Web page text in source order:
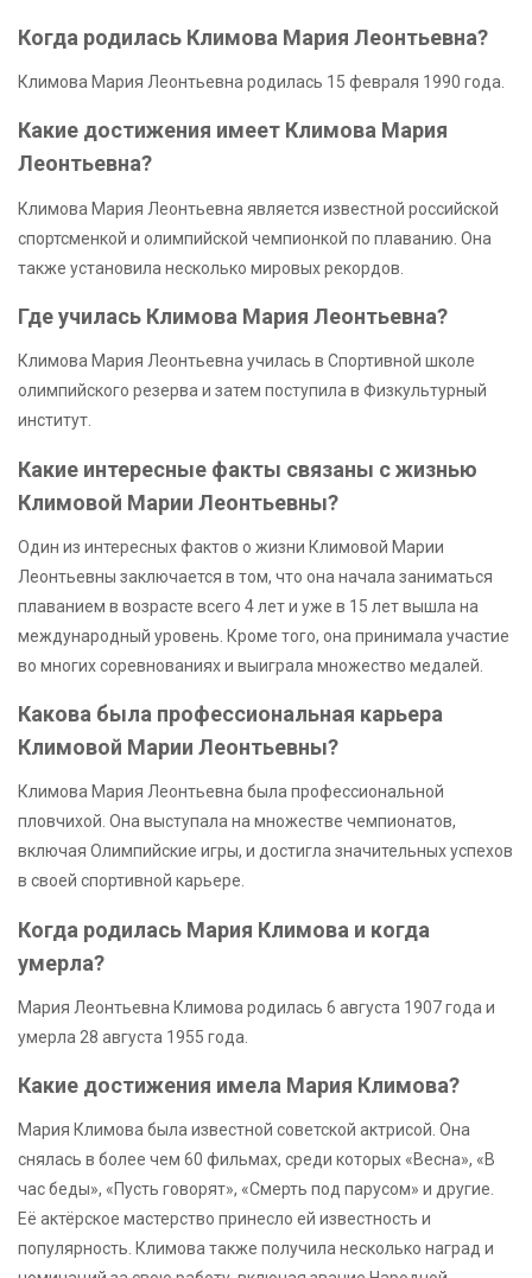
Когда родилась Климова Мария Леонтьевна?
Климова Мария Леонтьевна родилась 15 февраля 1990 года.
Какие достижения имеет Климова Мария
Леонтьевна?
Климова Мария Леонтьевна является известной российской
спортсменкой и олимпийской чемпионкой по плаванию. Она
также установила несколько мировых рекордов.
Где училась Климова Мария Леонтьевна?
Климова Мария Леонтьевна училась в Спортивной школе
олимпийского резерва и затем поступила в Физкультурный
институт.
Какие интересные факты связаны с жизнью
Климовой Марии Леонтьевны?
Один из интересных фактов о жизни Климовой Марии
Леонтьевны заключается в том, что она начала заниматься
плаванием в возрасте всего 4 лет и уже в 15 лет вышла на
международный уровень. Кроме того, она принимала участие
во многих соревнованиях и выиграла множество медалей.
Какова была профессиональная карьера
Климовой Марии Леонтьевны?
Климова Мария Леонтьевна была профессиональной
пловчихой. Она выступала на множестве чемпионатов,
включая Олимпийские игры, и достигла значительных успехов
в своей спортивной карьере.
Когда родилась Мария Климова и когда
умерла?
Мария Леонтьевна Климова родилась 6 августа 1907 года и
умерла 28 августа 1955 года.
Какие достижения имела Мария Климова?
Мария Климова была известной советской актрисой. Она
снялась в более чем 60 фильмах, среди которых «Весна», «В
час беды», «Пусть говорят», «Смерть под парусом» и другие.
Её актёрское мастерство принесло ей известность и
популярность. Климова также получила несколько наград и